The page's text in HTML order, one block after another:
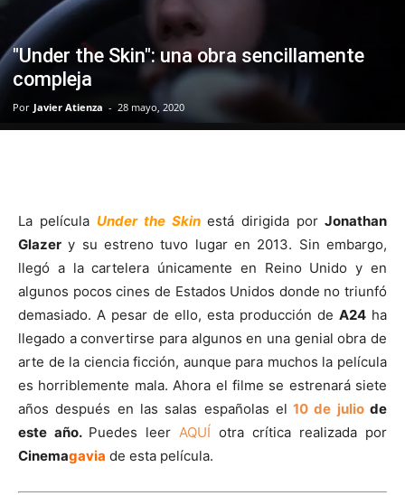
"Under the Skin": una obra sencillamente
compleja
Por Javier Atienza - 28 mayo, 2020
La película Under the Skin está dirigida por Jonathan
Glazer y su estreno tuvo lugar en 2013. Sin embargo,
llegó a la cartelera únicamente en Reino Unido y en
algunos pocos cines de Estados Unidos donde no triunfó
demasiado. A pesar de ello, esta producción de A24 ha
llegado a convertirse para algunos en una genial obra de
arte de la ciencia ficción, aunque para muchos la película
es horriblemente mala. Ahora el filme se estrenará siete
años después en las salas españolas el 10 de juliode
este año. Puedes leer AQUÍ otra crítica realizada por
Cinemagavia de esta película.